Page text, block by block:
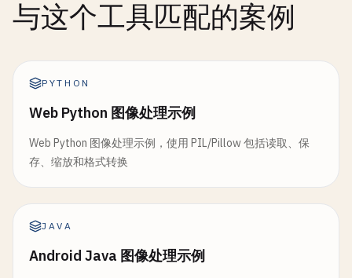
与这个工具匹配的案例
PYTHON
Web Python 图像处理示例
Web Python 图像处理示例，使用 PIL/Pillow 包括读取、保
存、缩放和格式转换
JAVA
Android Java 图像处理示例